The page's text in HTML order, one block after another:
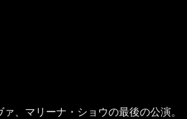
、マリーナ・ショウの最後の公演。